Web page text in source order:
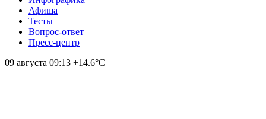
Афиша
Тесты
Вопрос-ответ
Пресс-центр
09 августа 09:13 +14.6°С